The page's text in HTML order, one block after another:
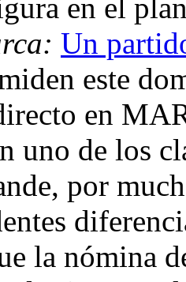
en el
Un
este
en
uno de los
por
la nómina